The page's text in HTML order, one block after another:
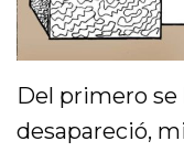
Del primero
desapareció,